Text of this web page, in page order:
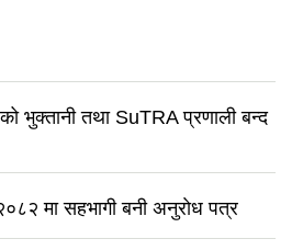
भुक्तानी तथा SuTRA प्रणाली बन्द
मा सहभागी बनी अनुराेध पत्र